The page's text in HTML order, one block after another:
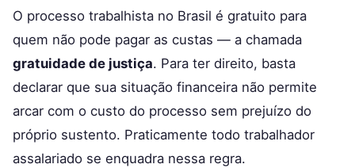
O processo trabalhista no Brasil é gratuito para
quem não pode pagar as custas — a chamada
gratuidade de justiça. Para ter direito, basta
declarar que sua situação financeira não permite
arcar com o custo do processo sem prejuízo do
próprio sustento. Praticamente todo trabalhador
assalariado se enquadra nessa regra.